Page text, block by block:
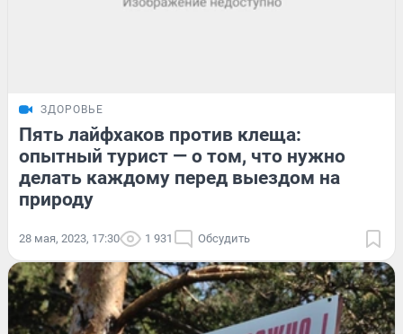
ЗДОРОВЬЕ
Пять лайфхаков против клеща:
опытный турист — о том, что нужно
делать каждому перед выездом на
природу
28 мая, 2023, 17:30 1 931 Обсудить